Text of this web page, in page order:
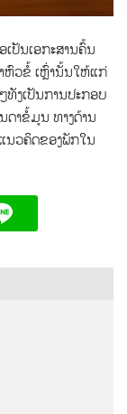
ປັນເອກະສານຄົ້ນ
ວຂໍ້ ເຫຼົ່ານັ້ນໃຫ້ແກ່
ງເປັນການປະກອບ
ດາຂໍ້ມູນ ທາງດ້ານ
ນວຄິດຂອງພັກໃນ